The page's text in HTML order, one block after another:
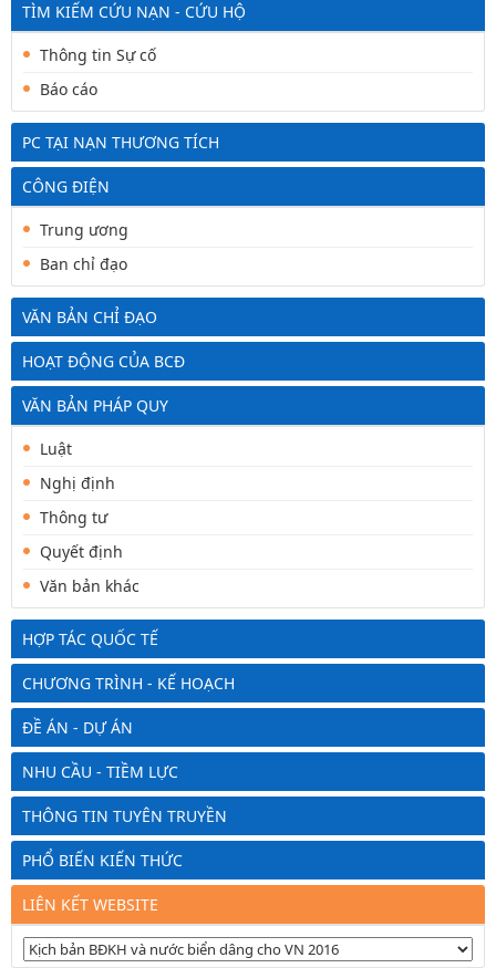
TÌM KIẾM CỨU NẠN - CỨU HỘ
Thông tin Sự cố
Báo cáo
PC TẠI NẠN THƯƠNG TÍCH
CÔNG ĐIỆN
Trung ương
Ban chỉ đạo
VĂN BẢN CHỈ ĐẠO
HOẠT ĐỘNG CỦA BCĐ
VĂN BẢN PHÁP QUY
Luật
Nghị định
Thông tư
Quyết định
Văn bản khác
HỢP TÁC QUỐC TẾ
CHƯƠNG TRÌNH - KẾ HOẠCH
ĐỀ ÁN - DỰ ÁN
NHU CẦU - TIỀM LỰC
THÔNG TIN TUYÊN TRUYỀN
PHỔ BIẾN KIẾN THỨC
LIÊN KẾT WEBSITE